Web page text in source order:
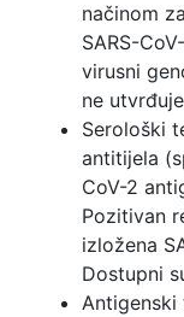
načinom
SARS-
virusni
ne
Serološki
antitijela
CoV-2
Pozitivan
izložena
Dostupni